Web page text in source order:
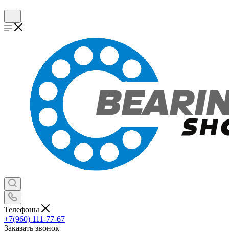
Телефоны
+7(960) 111-77-67
Заказать звонок